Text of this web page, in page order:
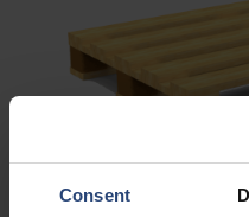
Consent